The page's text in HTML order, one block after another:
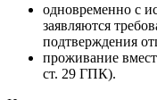
одновременно с
заявляются
подтверждения
проживание
ст. 29 ГПК).